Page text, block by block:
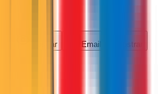
Mostrar Email Mostrar